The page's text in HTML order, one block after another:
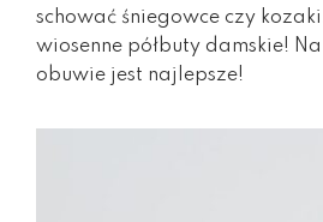
schować śniegowce czy
wiosenne półbuty damskie!
obuwie jest najlepsze!